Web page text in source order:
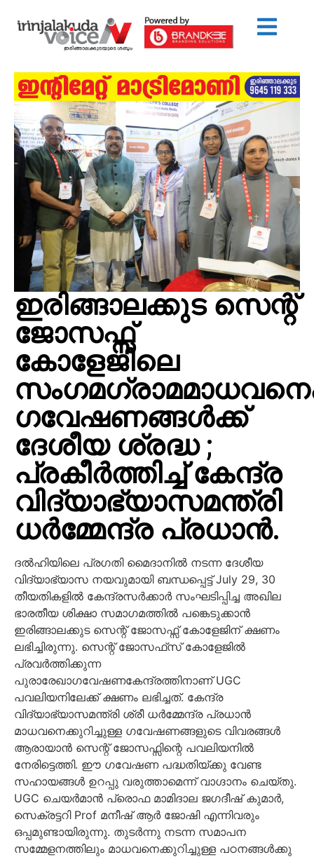
ഇരിങ്ങാലക്കുട സെന്റ്
ജോസഫ്സ്
കോളേജിലെ
ഗവേഷണങ്ങൾക്ക്
ദേശീയ ശ്രദ്ധ ;
പ്രകീർത്തിച്ച് കേന്ദ്ര
വിദ്യാഭ്യാസമന്ത്രി
ധർമ്മേന്ദ്ര പ്രധാൻ.
ദൽഹിയിലെ പ്രഗതി മൈദാനിൽ നടന്ന ദേശീയ
വിദ്യാഭ്യാസ നയവുമായി ബന്ധപ്പെട്ട് July 29, 30
തീയതികളിൽ കേന്ദ്രസർക്കാർ സംഘടിപ്പിച്ച അഖില
ഭാരതീയ ശിക്ഷാ സമാഗമത്തിൽ പങ്കെടുക്കാൻ
ഇരിങ്ങാലക്കുട സെന്റ് ജോസഫ്സ് കോളേജിന് ക്ഷണം
ലഭിച്ചിരുന്നു. സെന്റ് ജോസഫ്‌സ് കോളേജിൽ
പ്രവർത്തിക്കുന്ന
പുരാരേഖാഗവേഷണകേന്ദ്രത്തിനാണ് UGC
പവലിയനിലേക്ക് ക്ഷണം ലഭിച്ചത്. കേന്ദ്ര
വിദ്യാഭ്യാസമന്ത്രി ശ്രീ ധർമ്മേന്ദ്ര പ്രധാൻ
മാധവനെക്കുറിച്ചുള്ള ഗവേഷണങ്ങളുടെ വിവരങ്ങൾ
ആരായാൻ സെന്റ് ജോസഫ്സിന്റെ പവലിയനിൽ
നേരിട്ടെത്തി. ഈ ഗവേഷണ പദ്ധതിയ്ക്കു വേണ്ട
സഹായങ്ങൾ ഉറപ്പു വരുത്താമെന്ന് വാഗ്ദാനം ചെയ്തു.
UGC ചെയർമാൻ പ്രൊഫ മാമിദാല ജഗദീഷ് കുമാർ,
സെക്രട്ടറി Prof മനീഷ് ആർ ജോഷി എന്നിവരും
ഒപ്പമുണ്ടായിരുന്നു. തുടർന്നു നടന്ന സമാപന
സമ്മേളനത്തിലും മാധവനെക്കുറിച്ചുള്ള പഠനങ്ങൾക്കു